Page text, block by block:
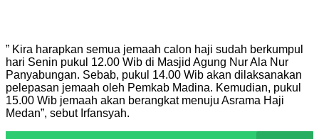
” Kira harapkan semua jemaah calon haji sudah berkumpul
hari Senin pukul 12.00 Wib di Masjid Agung Nur Ala Nur
Panyabungan. Sebab, pukul 14.00 Wib akan dilaksanakan
pelepasan jemaah oleh Pemkab Madina. Kemudian, pukul
15.00 Wib jemaah akan berangkat menuju Asrama Haji
Medan”, sebut Irfansyah.